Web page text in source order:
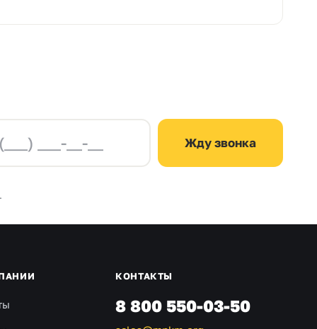
Жду звонка
.
КОНТАКТЫ
8 800 550-03-50